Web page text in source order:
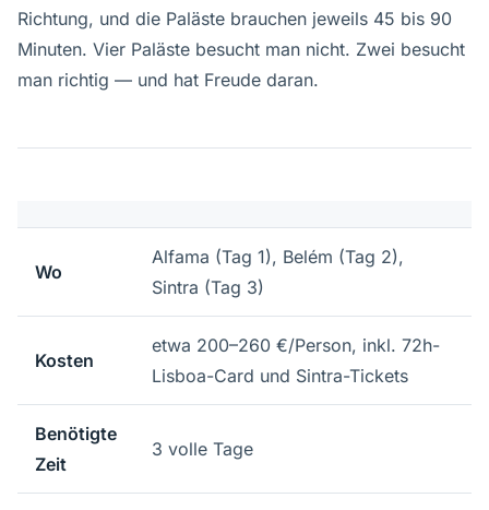
Richtung, und die Paläste brauchen jeweils 45 bis 90
Minuten. Vier Paläste besucht man nicht. Zwei besucht
man richtig — und hat Freude daran.
Wo
Alfama (Tag 1), Belém (Tag 2),
Sintra (Tag 3)
Kosten
etwa 200–260 €/Person, inkl. 72h-
Lisboa-Card und Sintra-Tickets
Benötigte
Zeit
3 volle Tage